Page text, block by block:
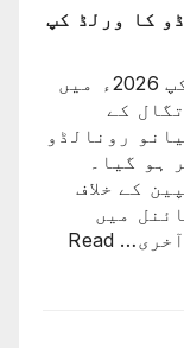
کا ورلڈ کپ
اسلام آباد (مانند نیوز) ورلڈ کپ 2026ء میں
کے
رونالڈو
ہو گیا۔
کے خلاف
میں
Read